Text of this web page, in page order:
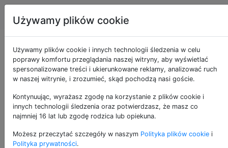
Apple Tagi
Jak uzyskać ciemny
pasek menu i
zadokować w trybie
jasnym Mojave?
Używamy plików cookie
Używamy plików cookie i innych technologii śledzenia w celu
poprawy komfortu przeglądania naszej witryny, aby wyświetlać
spersonalizowane treści i ukierunkowane reklamy, analizować ruch
w naszej witrynie, i zrozumieć, skąd pochodzą nasi goście.
Kontynuując, wyrażasz zgodę na korzystanie z plików cookie i
innych technologii śledzenia oraz potwierdzasz, że masz co
najmniej 16 lat lub zgodę rodzica lub opiekuna.
Możesz przeczytać szczegóły w naszym Polityka plików cookie i
Polityka prywatności.